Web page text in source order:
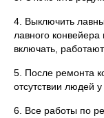
4. Выключить
лавного
включать,
5. После ремонта
отсутствии людей у
6. Все работы по